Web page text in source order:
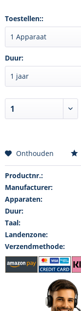
Toestellen::
Duur:
Onthouden
Productnr.:
Manufacturer:
Apparaten:
Duur:
Taal:
Landenzone:
Verzendmethode: